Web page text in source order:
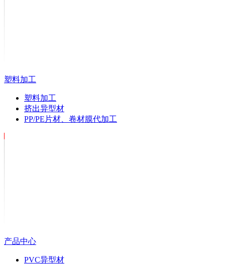
塑料加工
塑料加工
挤出异型材
PP/PE片材、卷材膜代加工
产品中心
PVC异型材